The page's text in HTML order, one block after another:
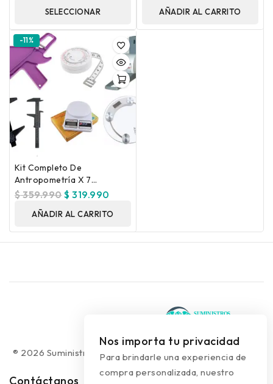
SELECCIONAR
OPCIONES
AÑADIR AL CARRITO
-11%
Kit Completo De
Antropometría X 7
Unidades
$359.990$ 319.990
AÑADIR AL CARRITO
® 2026 Suministros Médicos Diseño web: colguía.com.co
Contáctanos
Nos importa tu privacidad
Para brindarle una experiencia de
compra personalizada, nuestro